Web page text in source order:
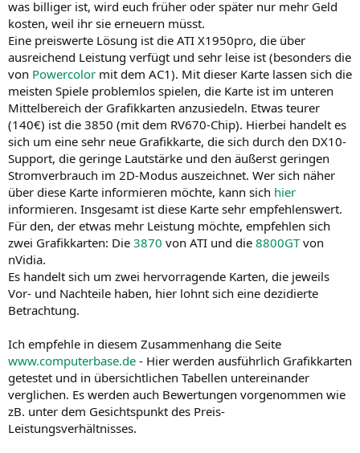
was billiger ist, wird euch früher oder später nur mehr Geld
kosten, weil ihr sie erneuern müsst.
Eine preiswerte Lösung ist die ATI X1950pro, die über
ausreichend Leistung verfügt und sehr leise ist (besonders die
von Powercolor mit dem AC1). Mit dieser Karte lassen sich die
meisten Spiele problemlos spielen, die Karte ist im unteren
Mittelbereich der Grafikkarten anzusiedeln. Etwas teurer
(140€) ist die 3850 (mit dem RV670-Chip). Hierbei handelt es
sich um eine sehr neue Grafikkarte, die sich durch den DX10-
Support, die geringe Lautstärke und den äußerst geringen
Stromverbrauch im 2D-Modus auszeichnet. Wer sich näher
über diese Karte informieren möchte, kann sich hier
informieren. Insgesamt ist diese Karte sehr empfehlenswert.
Für den, der etwas mehr Leistung möchte, empfehlen sich
zwei Grafikkarten: Die 3870 von ATI und die 8800GTvon
nVidia.
Es handelt sich um zwei hervorragende Karten, die jeweils
Vor- und Nachteile haben, hier lohnt sich eine dezidierte
Betrachtung.
Ich empfehle in diesem Zusammenhang die Seite
www.computerbase.de - Hier werden ausführlich Grafikkarten
getestet und in übersichtlichen Tabellen untereinander
verglichen. Es werden auch Bewertungen vorgenommen wie
zB. unter dem Gesichtspunkt des Preis-
Leistungsverhältnisses.